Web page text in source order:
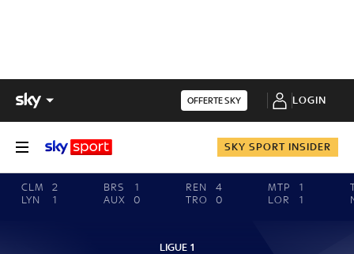
OFFERTE SKY LOGIN
SKY SPORT INSIDER
CLM
2
LYN
1
BRS
1
AUX
0
REN
4
TRO
0
MTP
1
LOR
1
LIGUE 1